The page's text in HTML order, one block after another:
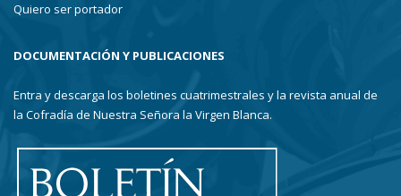
Quiero ser portador
DOCUMENTACIÓN Y PUBLICACIONES
Entra y descarga los boletines cuatrimestrales y la revista anual de
la Cofradía de Nuestra Señora la Virgen Blanca.